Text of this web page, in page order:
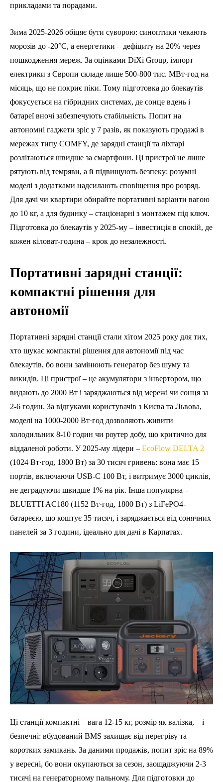
прикладами та порадами.
Зима 2025-2026 обіцяє бути суворою: синоптики чекають
морозів до -20°C, а енергетики – дефіциту на 20% через
пошкодження мереж. За оцінками DiXi Group, імпорт
електрики з Європи складе лише 500-800 тис. МВт·год на
місяць, що не покриє піки. Тому підготовка до блекаутів
фокусується на гібридних системах, де сонце вдень і
батареї вночі забезпечують стабільність. Попит на
автономні гаджети зріс у 7 разів, як показують продажі в
мережах типу COMFY, де зарядні станції та ліхтарі
розлітаються швидше за смартфони. Ці пристрої не лише
рятують від темряви, а й підвищують безпеку: розумні
моделі з додатками надсилають сповіщення про розряд.
Для дачі чи квартири обирайте портативні варіанти вагою
до 10 кг, а для будинку – стаціонарні з монтажем під ключ.
Підготовка до блекаутів у 2025-му – інвестиція в спокій, де
кожен кіловат-година – крок до незалежності.
Портативні зарядні станції:
компактні рішення для
автономії
Портативні зарядні станції стали хітом 2025 року для тих,
хто шукає компактні рішення для автономії під час
блекаутів, бо вони замінюють генератор без шуму та
викидів. Ці пристрої – це акумулятори з інвертором, що
видають до 2000 Вт і заряджаються від мережі чи сонця за
2-6 годин. За відгуками користувачів з Києва та Львова,
моделі на 1000-2000 Вт·год дозволяють живити
холодильник 8-10 годин чи роутер добу, що критично для
віддаленої роботи. У 2025-му лідери – EcoFlow DELTA 2
(1024 Вт·год, 1800 Вт) за 30 тисяч гривень: вона має 15
портів, включаючи USB-C 100 Вт, і витримує 3000 циклів,
не деградуючи швидше 1% на рік. Інша популярна –
BLUETTI AC180 (1152 Вт·год, 1800 Вт) з LiFePO4-
батареєю, що коштує 35 тисяч, і заряджається від сонячних
панелей за 3 години, ідеально для дачі в Карпатах.
Ці станції компактні – вага 12-15 кг, розмір як валізка, – і
безпечні: вбудований BMS захищає від перегріву та
коротких замикань. За даними продажів, попит зріс на 89%
у вересні, бо вони окупаються за сезон, заощаджуючи 2-3
тисячі на генераторному пальному. Для підготовки до